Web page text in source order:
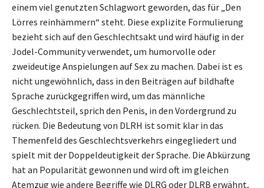
einem viel genutzten Schlagwort geworden, das für „Den
Lörres reinhämmern“ steht. Diese explizite Formulierung
bezieht sich auf den Geschlechtsakt und wird häufig in der
Jodel-Community verwendet, um humorvolle oder
zweideutige Anspielungen auf Sex zu machen. Dabei ist es
nicht ungewöhnlich, dass in den Beiträgen auf bildhafte
Sprache zurückgegriffen wird, um das männliche
Geschlechtsteil, sprich den Penis, in den Vordergrund zu
rücken. Die Bedeutung von DLRH ist somit klar in das
Themenfeld des Geschlechtsverkehrs eingegliedert und
spielt mit der Doppeldeutigkeit der Sprache. Die Abkürzung
hat an Popularität gewonnen und wird oft im gleichen
Atemzug wie andere Begriffe wie DLRG oder DLRB erwähnt,